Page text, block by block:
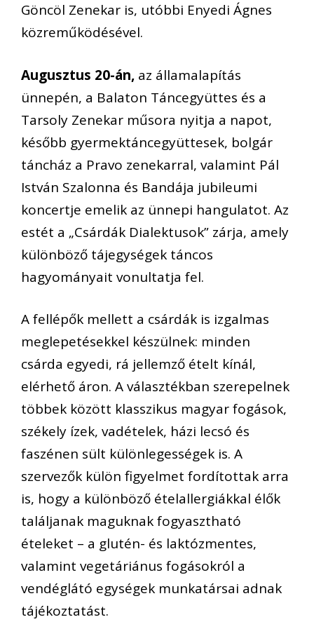
Göncöl Zenekar is, utóbbi Enyedi Ágnes
közreműködésével.
Augusztus 20-án, az államalapítás
ünnepén, a Balaton Táncegyüttes és a
Tarsoly Zenekar műsora nyitja a napot,
később gyermektáncegyüttesek, bolgár
táncház a Pravo zenekarral, valamint Pál
István Szalonna és Bandája jubileumi
koncertje emelik az ünnepi hangulatot. Az
estét a „Csárdák Dialektusok” zárja, amely
különböző tájegységek táncos
hagyományait vonultatja fel.
A fellépők mellett a csárdák is izgalmas
meglepetésekkel készülnek: minden
csárda egyedi, rá jellemző ételt kínál,
elérhető áron. A választékban szerepelnek
többek között klasszikus magyar fogások,
székely ízek, vadételek, házi lecsó és
faszénen sült különlegességek is. A
szervezők külön figyelmet fordítottak arra
is, hogy a különböző ételallergiákkal élők
találjanak maguknak fogyasztható
ételeket – a glutén- és laktózmentes,
valamint vegetáriánus fogásokról a
vendéglátó egységek munkatársai adnak
tájékoztatást.